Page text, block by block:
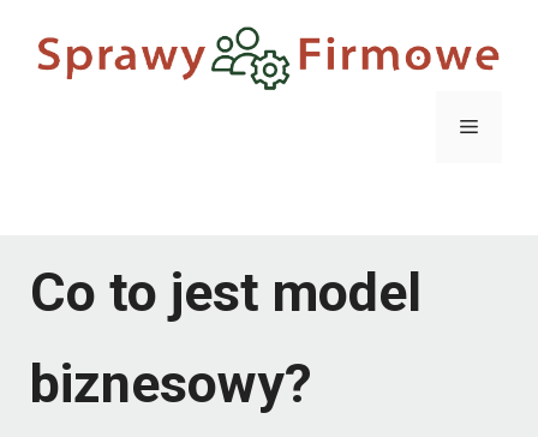
Menu
Co to jest model
biznesowy?